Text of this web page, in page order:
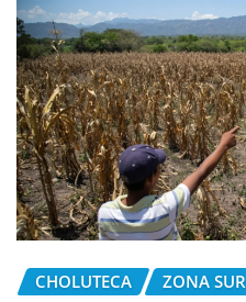
CHOLUTECA ZONA SUR